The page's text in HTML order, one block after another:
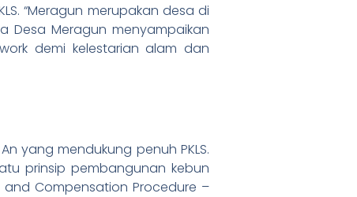
“Meragun merupakan desa di
Desa Meragun menyampaikan
demi kelestarian alam dan
yang mendukung penuh PKLS.
prinsip pembangunan kebun
Compensation Procedure –